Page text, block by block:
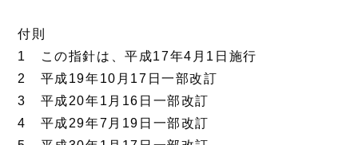
付則
1 この指針は、平成17年4月1日施行
2 平成19年10月17日一部改訂
3 平成20年1月16日一部改訂
4 平成29年7月19日一部改訂